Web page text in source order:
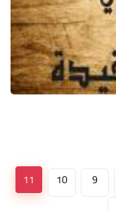
9
10
11